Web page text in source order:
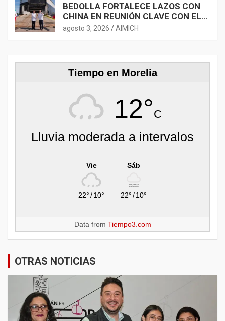
BEDOLLA FORTALECE LAZOS CON
CHINA EN REUNIÓN CLAVE CON EL
EMBAJADOR CHEN DAOJIANG
agosto 3, 2026 AIMICH
Tiempo en Morelia
12°C
Lluvia moderada a intervalos
Vie
22°/10°
Sáb
22°/10°
Data from Tiempo3.com
OTRAS NOTICIAS